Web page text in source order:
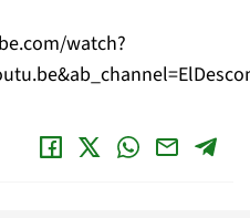
watch?